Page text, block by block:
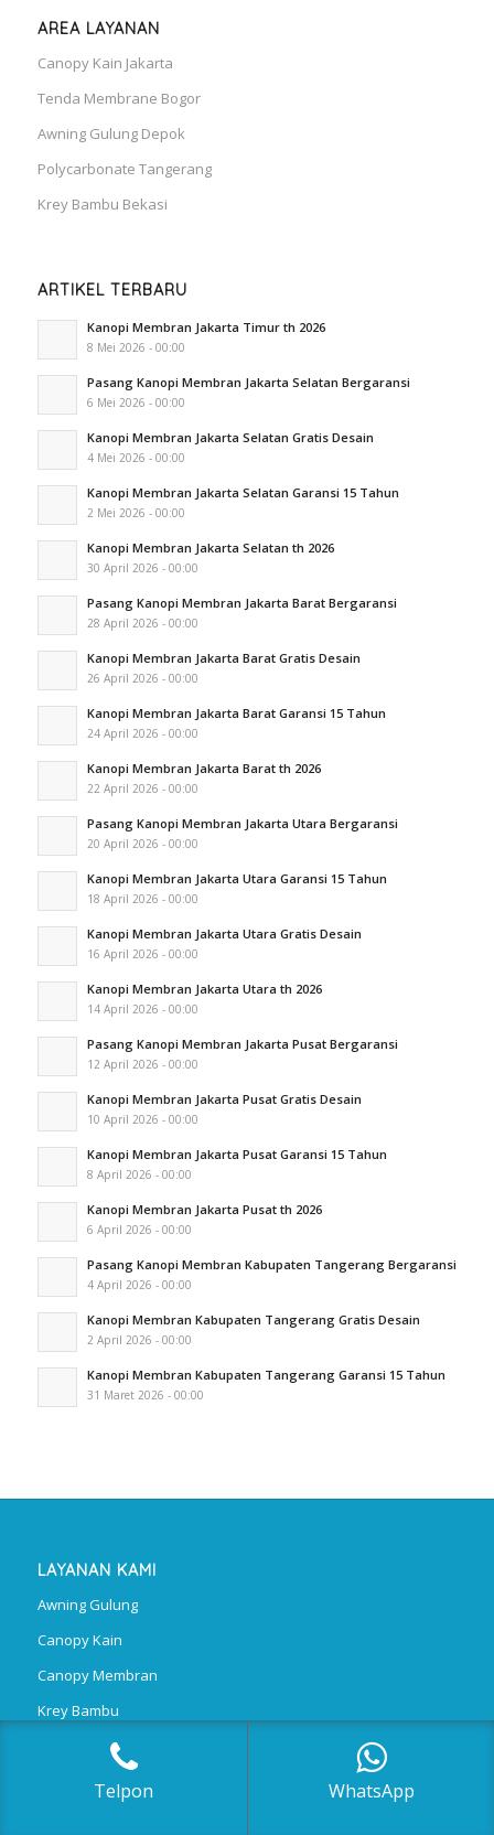
AREA LAYANAN
Canopy Kain Jakarta
Tenda Membrane Bogor
Awning Gulung Depok
Polycarbonate Tangerang
Krey Bambu Bekasi
ARTIKEL TERBARU
Kanopi Membran Jakarta Timur th 2026
8 Mei 2026 - 00:00
Pasang Kanopi Membran Jakarta Selatan Bergaransi
6 Mei 2026 - 00:00
Kanopi Membran Jakarta Selatan Gratis Desain
4 Mei 2026 - 00:00
Kanopi Membran Jakarta Selatan Garansi 15 Tahun
2 Mei 2026 - 00:00
Kanopi Membran Jakarta Selatan th 2026
30 April 2026 - 00:00
Pasang Kanopi Membran Jakarta Barat Bergaransi
28 April 2026 - 00:00
Kanopi Membran Jakarta Barat Gratis Desain
26 April 2026 - 00:00
Kanopi Membran Jakarta Barat Garansi 15 Tahun
24 April 2026 - 00:00
Kanopi Membran Jakarta Barat th 2026
22 April 2026 - 00:00
Pasang Kanopi Membran Jakarta Utara Bergaransi
20 April 2026 - 00:00
Kanopi Membran Jakarta Utara Garansi 15 Tahun
18 April 2026 - 00:00
Kanopi Membran Jakarta Utara Gratis Desain
16 April 2026 - 00:00
Kanopi Membran Jakarta Utara th 2026
14 April 2026 - 00:00
Pasang Kanopi Membran Jakarta Pusat Bergaransi
12 April 2026 - 00:00
Kanopi Membran Jakarta Pusat Gratis Desain
10 April 2026 - 00:00
Kanopi Membran Jakarta Pusat Garansi 15 Tahun
8 April 2026 - 00:00
Kanopi Membran Jakarta Pusat th 2026
6 April 2026 - 00:00
Pasang Kanopi Membran Kabupaten Tangerang Bergaransi
4 April 2026 - 00:00
Kanopi Membran Kabupaten Tangerang Gratis Desain
2 April 2026 - 00:00
Kanopi Membran Kabupaten Tangerang Garansi 15 Tahun
31 Maret 2026 - 00:00
LAYANAN KAMI
Awning Gulung
Canopy Kain
Canopy Membran
Krey Bambu
Polycarbonate
Telpon WhatsApp